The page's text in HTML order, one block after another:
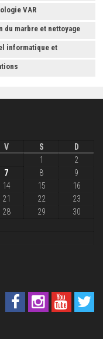
Tunisienne de Football
VAR
du marbre et nettoyage
informatique et
V S D
1
2
7 8
9
14 15
16
21 22
23
28 29
30